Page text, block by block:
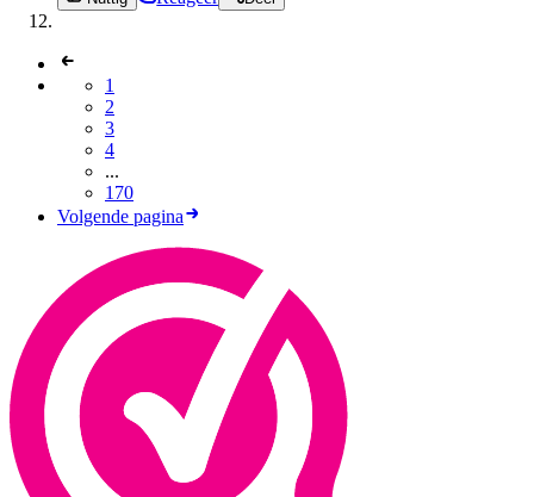
1
2
3
4
...
170
Volgende pagina